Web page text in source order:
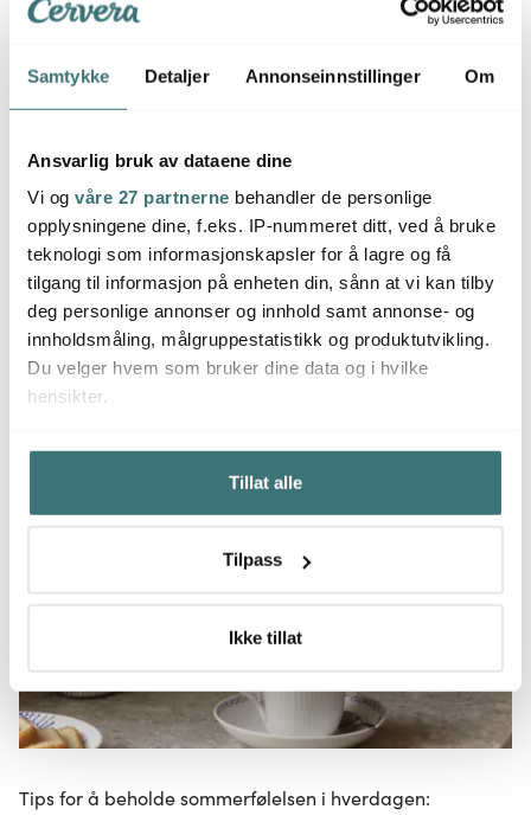
Samtykke Detaljer Annonseinnstillinger Om
Ansvarlig bruk av dataene dine
Vi og våre 27 partnerne behandler de personlige
opplysningene dine, f.eks. IP-nummeret ditt, ved å bruke
teknologi som informasjonskapsler for å lagre og få
tilgang til informasjon på enheten din, sånn at vi kan tilby
deg personlige annonser og innhold samt annonse- og
innholdsmåling, målgruppestatistikk og produktutvikling.
Du velger hvem som bruker dine data og i hvilke
hensikter.
Hvis du gir oss lov, vil vi også gjerne:
Innhente informasjon om den geografiske
beliggenheten din, som kan være nøyaktig innenfor
Identifisere enheten din ved å aktivt skanne den for
kan du lese om hvordan dine personlige
brukes. Du kan hele tiden endre eller trekke tilbake ditt
samtykke fra erklæringen om informasjonskapsler.
annonser et personlig preg, for å levere sosiale
Tillat alle
Tilpass
Ikke tillat
Tips for å beholde sommerfølelsen i hverdagen: